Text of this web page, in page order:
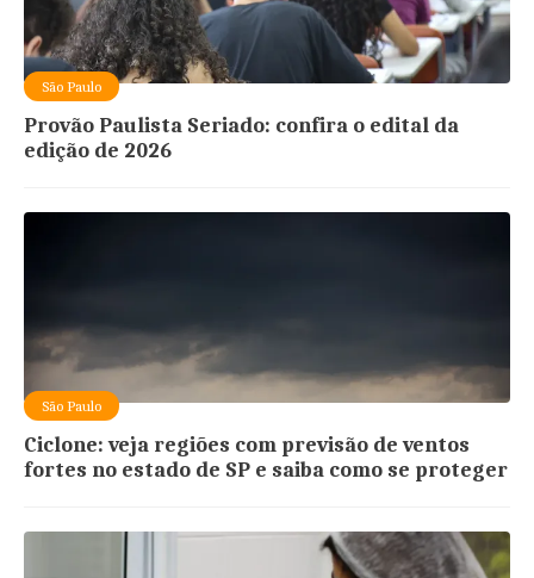
São Paulo
Provão Paulista Seriado: confira o edital da
edição de 2026
São Paulo
Ciclone: veja regiões com previsão de ventos
fortes no estado de SP e saiba como se proteger